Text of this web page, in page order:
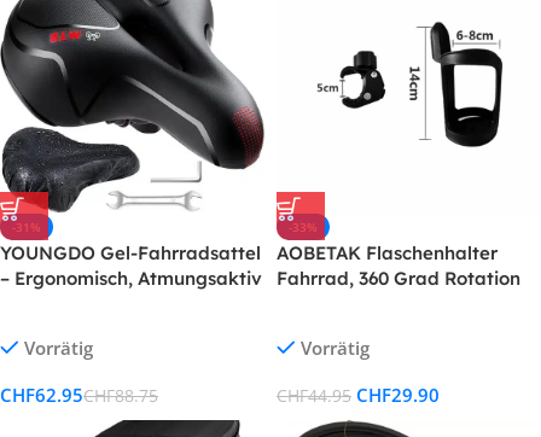
-31%
YOUNGDO Gel-Fahrradsattel
– Ergonomisch, Atmungsaktiv
Vorrätig
CHF62.95CHF88.75
-33%
AOBETAK Flaschenhalter
Fahrrad, 360 Grad Rotation
Vorrätig
CHF44.95 CHF29.90